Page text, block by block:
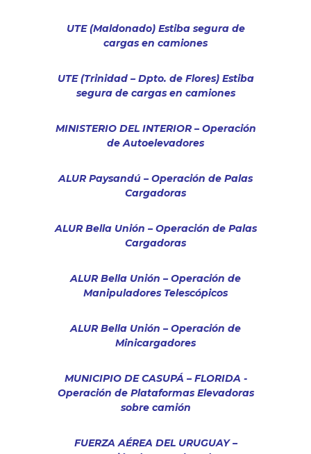
UTE (Maldonado) Estiba segura de
cargas en camiones
UTE (Trinidad – Dpto. de Flores) Estiba
segura de cargas en camiones
MINISTERIO DEL INTERIOR – Operación
de Autoelevadores
ALUR Paysandú – Operación de Palas
Cargadoras
ALUR Bella Unión – Operación de Palas
Cargadoras
ALUR Bella Unión – Operación de
Manipuladores Telescópicos
ALUR Bella Unión – Operación de
Minicargadores
MUNICIPIO DE CASUPÁ – FLORIDA -
Operación de Plataformas Elevadoras
sobre camión
FUERZA AÉREA DEL URUGUAY –